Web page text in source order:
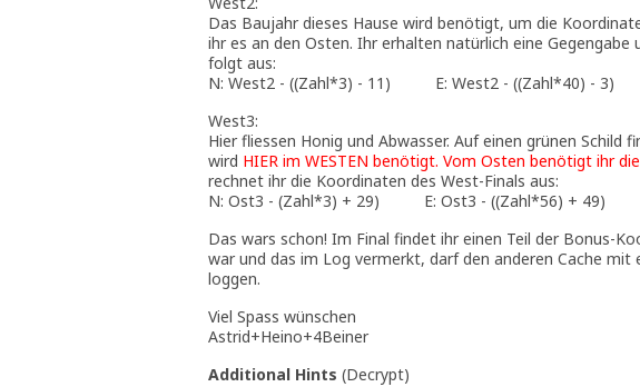
Das Baujahr dieses Hause wird benötigt, um die
ihr es an den Osten. Ihr erhalten natürlich eine
folgt aus:
N: West2 - ((Zahl*3) - 11) E: West2 - ((Zahl*40) - 3)
West3:
Hier fliessen Honig und Abwasser. Auf einen grünen
wird HIER im WESTEN benötigt. Vom Osten benötigt ihr
rechnet ihr die Koordinaten des West-Finals aus:
N: Ost3 - (Zahl*3) + 29) E: Ost3 - ((Zahl*56) + 49)
Das wars schon! Im Final findet ihr einen Teil der Bonus-
war und das im Log vermerkt, darf den anderen Cache
loggen.
Viel Spass wünschen
Astrid+Heino+4Beiner
Additional Hints (Decrypt)